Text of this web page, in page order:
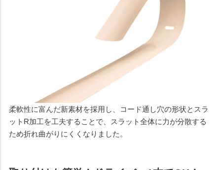
柔軟性に富んだ新素材を採用し、コード通し穴の形状とスラ
ットR加工を工夫することで、スラット全体に力が分散する
ため折れ曲がりにくくなりました。